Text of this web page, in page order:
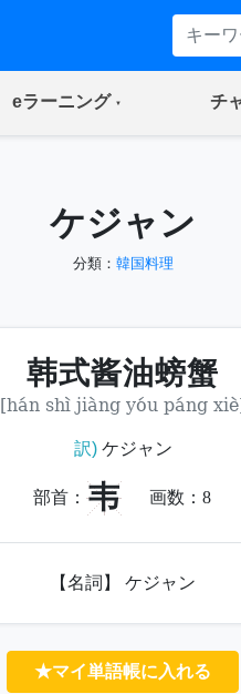
eラーニング(current) チ
ケジャン
分類： 韓国料理
韩式酱油螃蟹
[hán shì jiàng yóu páng
訳)ケジャン
部首： 韦 画数： 8
【名詞】 ケジャン
★マイ単語帳に入れる